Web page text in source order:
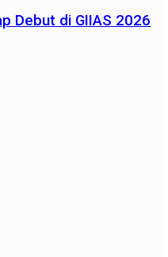
Debut di GIIAS 2026